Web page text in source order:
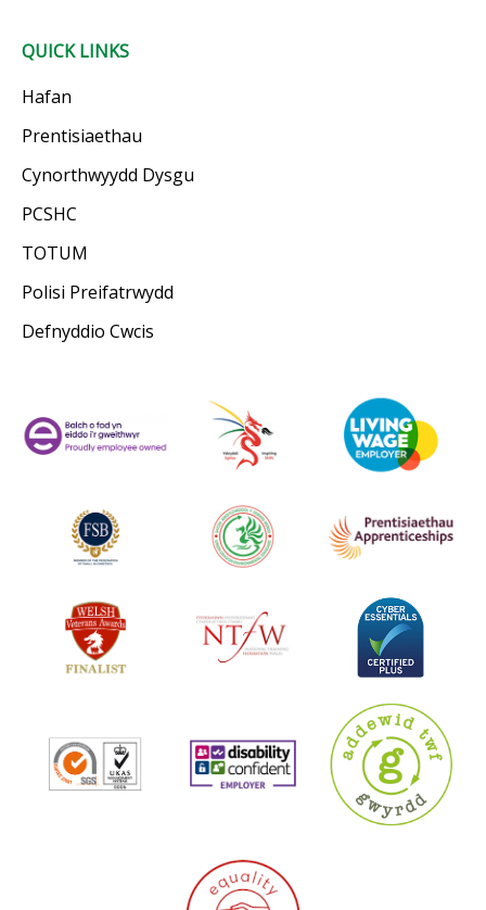
QUICK LINKS
Hafan
Prentisiaethau
Cynorthwyydd Dysgu
PCSHC
TOTUM
Polisi Preifatrwydd
Defnyddio Cwcis